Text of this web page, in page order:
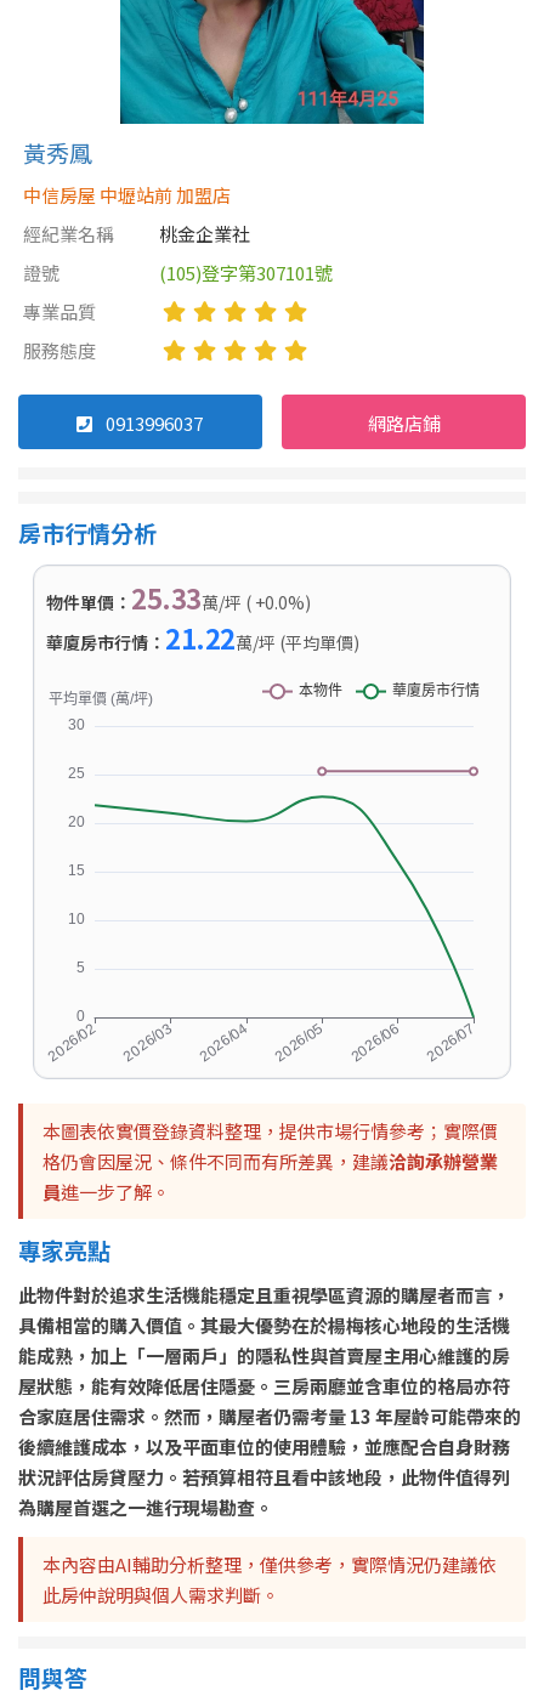
黃秀鳳
中信房屋 中壢站前 加盟店
經紀業名稱
桃金企業社
證號
(105)登字第307101號
專業品質
服務態度
0913996037 網路店鋪
房市行情分析
物件單價： 25.33萬/坪 ( +0.0%)
華廈房市行情： 21.22萬/坪 (平均單價)
本圖表依實價登錄資料整理，提供市場行情參考；實際價
格仍會因屋況、條件不同而有所差異，建議洽詢承辦營業
員進一步了解。
專家亮點
此物件對於追求生活機能穩定且重視學區資源的購屋者而言，
具備相當的購入價值。其最大優勢在於楊梅核心地段的生活機
能成熟，加上「一層兩戶」的隱私性與首賣屋主用心維護的房
屋狀態，能有效降低居住隱憂。三房兩廳並含車位的格局亦符
合家庭居住需求。然而，購屋者仍需考量 13 年屋齡可能帶來的
後續維護成本，以及平面車位的使用體驗，並應配合自身財務
狀況評估房貸壓力。若預算相符且看中該地段，此物件值得列
為購屋首選之一進行現場勘查。
本內容由AI輔助分析整理，僅供參考，實際情況仍建議依
此房仲說明與個人需求判斷。
問與答